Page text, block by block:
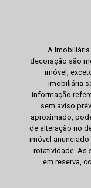
A
decoração são
imóvel,
imobiliária
informação
sem aviso
aproximado,
de alteração no
imóvel
rotatividade. As
em reserva,